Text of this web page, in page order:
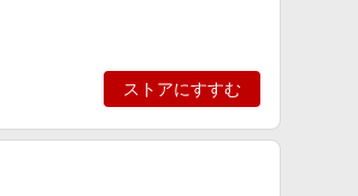
ストアにすすむ